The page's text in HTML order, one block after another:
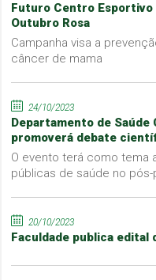
Futuro Centro Esportivo
Outubro Rosa
Campanha visa a
câncer de mama
24/10/2023
Departamento de Saúde
promoverá debate
O evento terá como tema
públicas de saúde no pós-
20/10/2023
Faculdade publica edital